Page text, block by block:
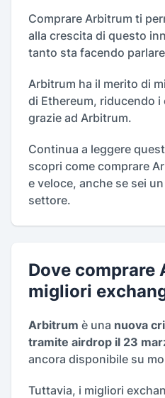
Comprare Arbitrum ti
alla crescita di questo
tanto sta facendo
Arbitrum ha il merito di
di Ethereum, riducendo
grazie ad Arbitrum.
Continua a leggere
scopri come comprare
e veloce, anche se sei
settore.
Dove comprare
migliori
Arbitrum è una nuova
tramite airdrop il 23
ancora disponibile su
Tuttavia, i migliori